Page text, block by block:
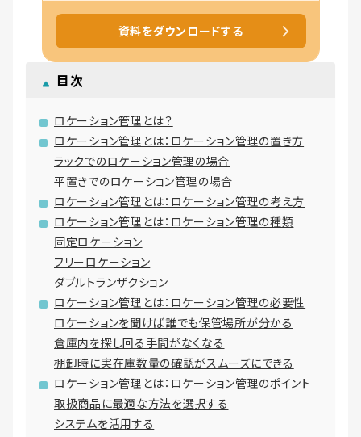
資料をダウンロードする
目次
ロケーション管理とは？
ロケーション管理とは：ロケーション管理の置き方
ラックでのロケーション管理の場合
平置きでのロケーション管理の場合
ロケーション管理とは：ロケーション管理の考え方
ロケーション管理とは：ロケーション管理の種類
固定ロケーション
フリーロケーション
ダブルトランザクション
ロケーション管理とは：ロケーション管理の必要性
ロケーションを聞けば誰でも保管場所が分かる
倉庫内を探し回る手間がなくなる
棚卸時に実在庫数量の確認がスムーズにできる
ロケーション管理とは：ロケーション管理のポイント
取扱商品に最適な方法を選択する
システムを活用する